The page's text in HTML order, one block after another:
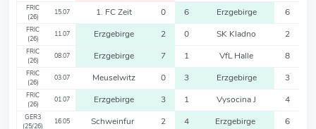
FRIC
(26)
15.07 1. FC Zeit 0 6 Erzgebirge 6
FRIC
(26)
11.07 Erzgebirge 2 0 SK Kladno 2
FRIC
(26)
08.07 Erzgebirge 7 1 VfL Halle 8
FRIC
(26)
03.07 Meuselwitz 0 3 Erzgebirge 3
FRIC
(26)
01.07 Erzgebirge 3 1 Vysocina J 4
GER3
(25/26)
16.05 Schweinfur 2 4 Erzgebirge 6